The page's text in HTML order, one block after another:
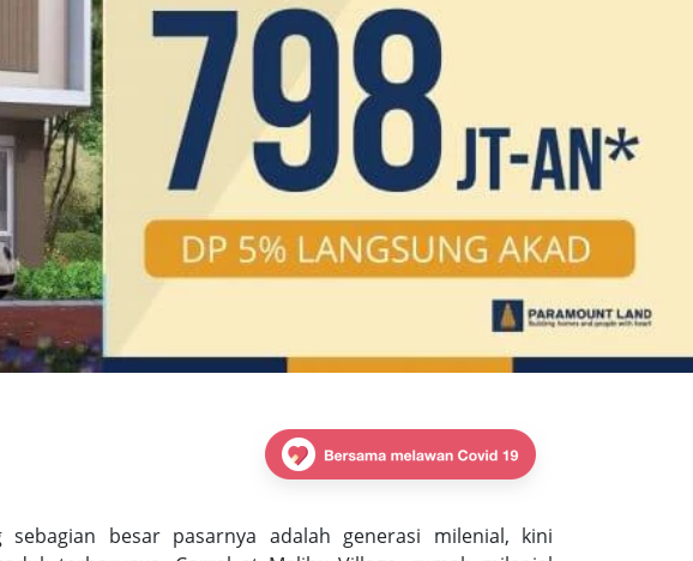
besar pasarnya adalah generasi milenial, kini